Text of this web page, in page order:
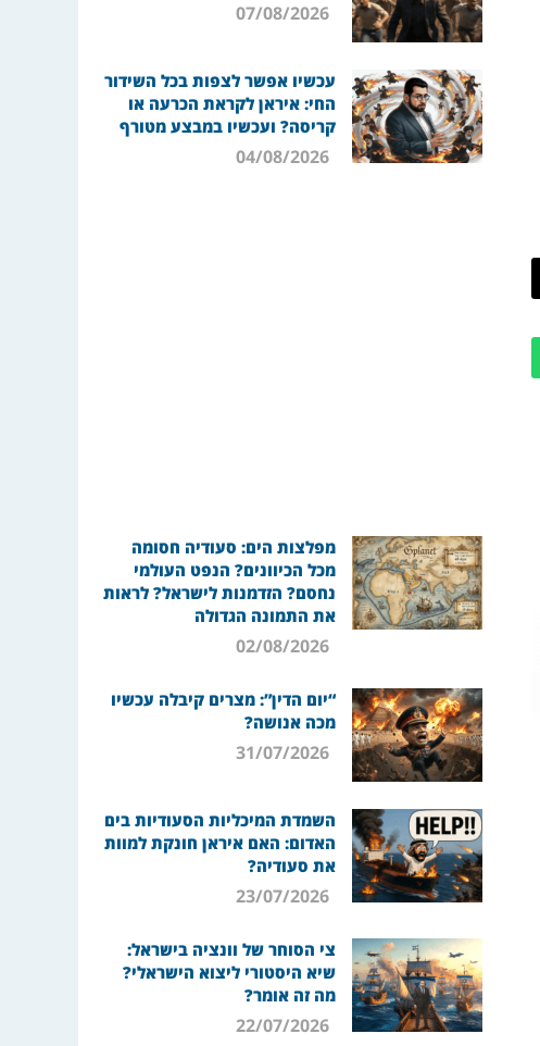
07/08/2026
עכשיו אפשר לצפות בכל השידור
החי: איראן לקראת הכרעה או
קריסה? ועכשיו במבצע מטורף
04/08/2026
מפלצות הים: סעודיה חסומה
מכל הכיוונים? הנפט העולמי
נחסם? הזדמנות לישראל? לראות
את התמונה הגדולה
02/08/2026
“יום הדין”: מצרים קיבלה עכשיו
מכה אנושה?
31/07/2026
השמדת המיכליות הסעודיות בים
האדום: האם איראן חונקת למוות
את סעודיה?
23/07/2026
צי הסוחר של וונציה בישראל:
שיא היסטורי ליצוא הישראלי?
מה זה אומר?
22/07/2026